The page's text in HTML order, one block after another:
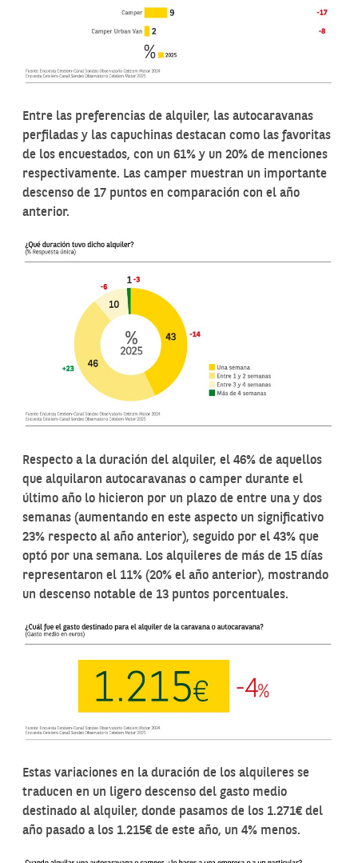
Entre las preferencias de alquiler, las autocaravanas
perfiladas y las capuchinas destacan como las favoritas
de los encuestados, con un 61% y un 20% de menciones
respectivamente. Las camper muestran un importante
descenso de 17 puntos en comparación con el año
anterior.
Respecto a la duración del alquiler, el 46% de aquellos
que alquilaron autocaravanas o camper durante el
último año lo hicieron por un plazo de entre una y dos
semanas (aumentando en este aspecto un significativo
23% respecto al año anterior), seguido por el 43% que
optó por una semana. Los alquileres de más de 15 días
representaron el 11% (20% el año anterior), mostrando
un descenso notable de 13 puntos porcentuales.
Estas variaciones en la duración de los alquileres se
traducen en un ligero descenso del gasto medio
destinado al alquiler, donde pasamos de los 1.271€ del
año pasado a los 1.215€ de este año, un 4% menos.